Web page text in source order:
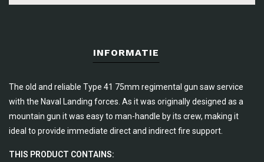
INFORMATIE
The old and reliable Type 41 75mm regimental gun saw service
with the Naval Landing forces. As it was originally designed as a
mountain gun it was easy to man-handle by its crew, making it
ideal to provide immediate direct and indirect fire support.
THIS PRODUCT CONTAINS: